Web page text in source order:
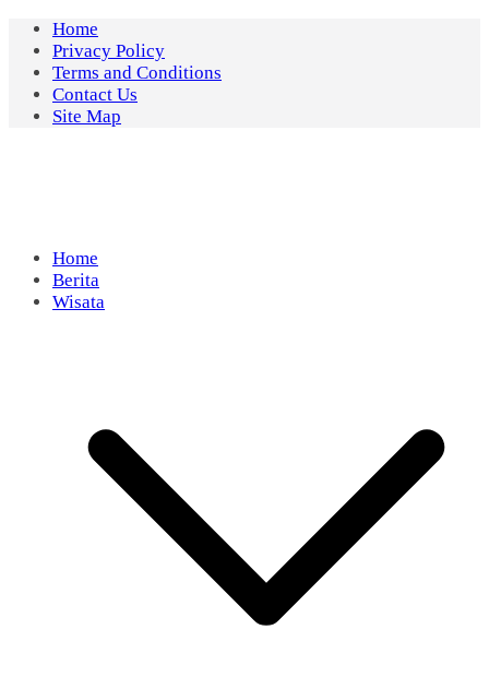
Skip
content
Home
Privacy Policy
Terms and Conditions
Contact Us
Site Map
Home
Berita
Wisata